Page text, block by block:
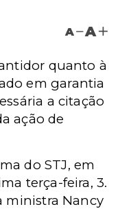
A A
quanto à
em garantia
a citação
ação de
do STJ, em
terça-feira, 3.
ministra Nancy